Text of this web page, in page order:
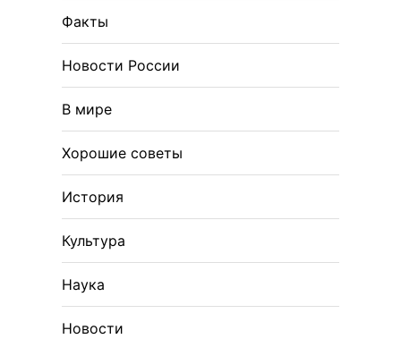
Факты
Новости России
В мире
Хорошие советы
История
Культура
Наука
Новости